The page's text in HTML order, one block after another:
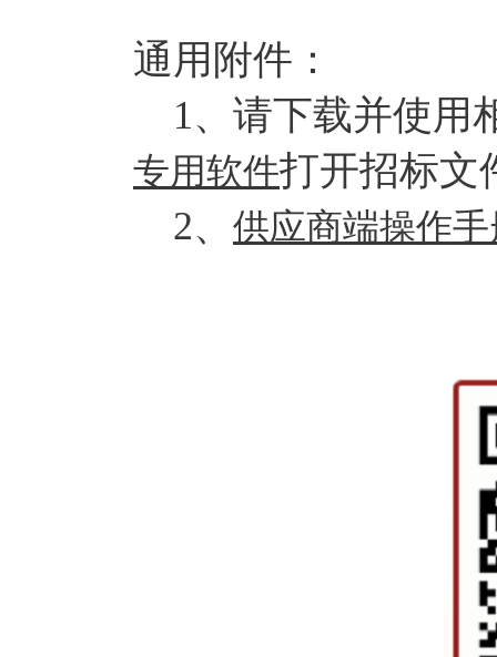
通用附件：
1、请下载并使用
专用软件打开招标文
2、 供应商端操作